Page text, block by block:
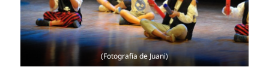
(Fotografía de Juani)